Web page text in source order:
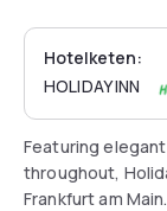
Hotelketen:
HOLIDAY INN
Featuring
throughout,
Frankfurt am